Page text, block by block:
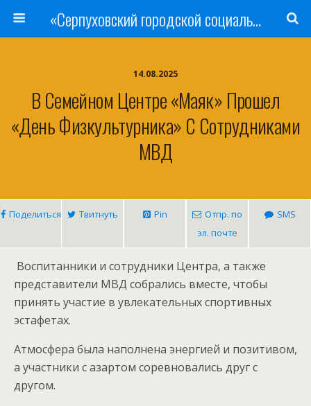
«Серпуховский городской социально-реабилитационный Центр для несовершеннолетних»
14.08.2025
В Семейном Центре «Маяк» Прошел
«День Физкультурника» С Сотрудниками
МВД
Поделиться Твитнуть Pin
Отпр. по
эл. почте
SMS
️ Воспитанники и сотрудники Центра, а также
представители МВД собрались вместе, чтобы
принять участие в увлекательных спортивных
эстафетах.
Атмосфера была наполнена энергией и позитивом,
а участники с азартом соревновались друг с
другом.